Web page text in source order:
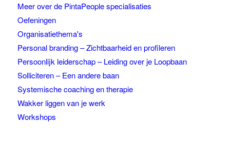
Meer over de PintaPeople specialisaties
Oefeningen
Organisatiethema's
Personal branding – Zichtbaarheid en profileren
Persoonlijk leiderschap – Leiding over je Loopbaan
Solliciteren – Een andere baan
Systemische coaching en therapie
Wakker liggen van je werk
Workshops